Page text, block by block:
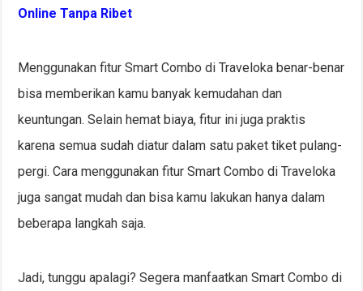
Online Tanpa Ribet
Menggunakan fitur Smart Combo di Traveloka benar-benar
bisa memberikan kamu banyak kemudahan dan
keuntungan. Selain hemat biaya, fitur ini juga praktis
karena semua sudah diatur dalam satu paket tiket pulang-
pergi. Cara menggunakan fitur Smart Combo di Traveloka
juga sangat mudah dan bisa kamu lakukan hanya dalam
beberapa langkah saja.
Jadi, tunggu apalagi? Segera manfaatkan Smart Combo di